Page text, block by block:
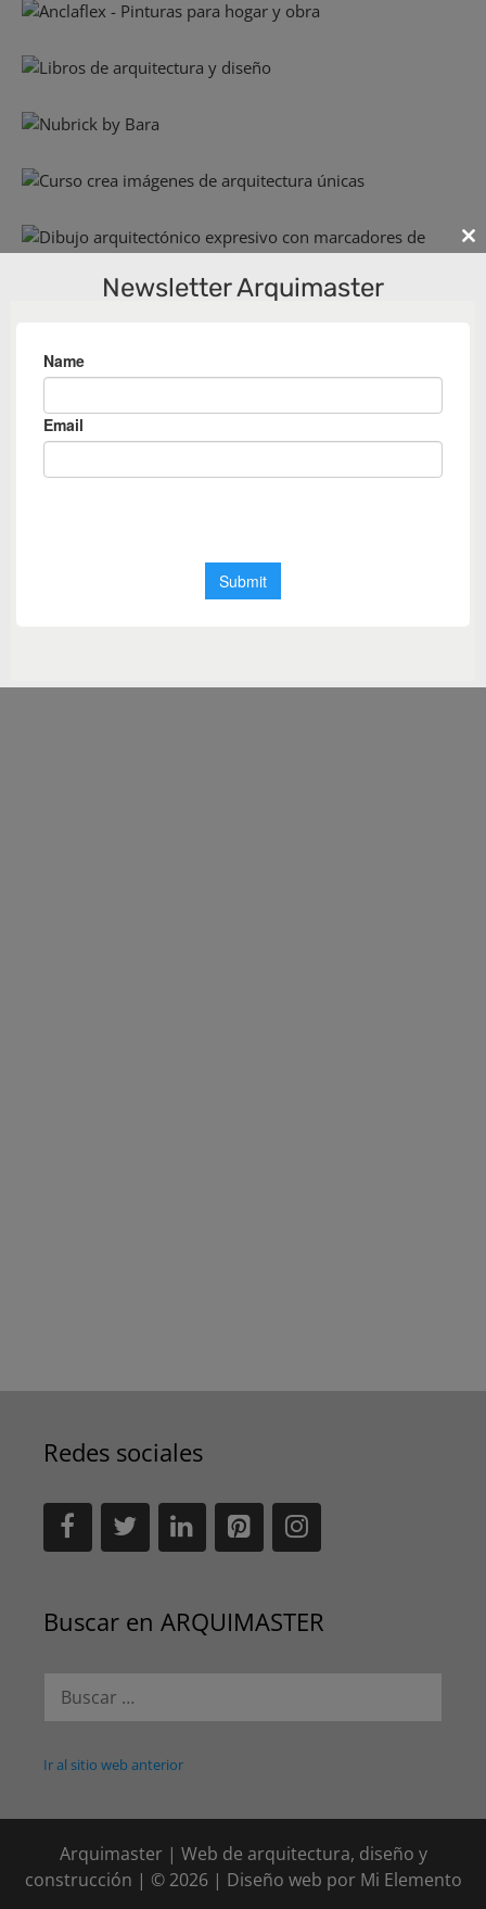
Redes sociales
Buscar en ARQUIMASTER
Ir al sitio web anterior
Arquimaster | Web de arquitectura, diseño y
construcción | © 2026 | Diseño web por Mi Elemento
Newsletter Arquimaster